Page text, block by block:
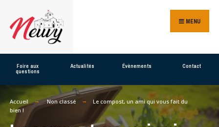
to
content
MENU
Foire aux
questions
Actualités Évènements Contact
Accueil Non classé
Le compost, un ami qui vous fait du
bien !
for: